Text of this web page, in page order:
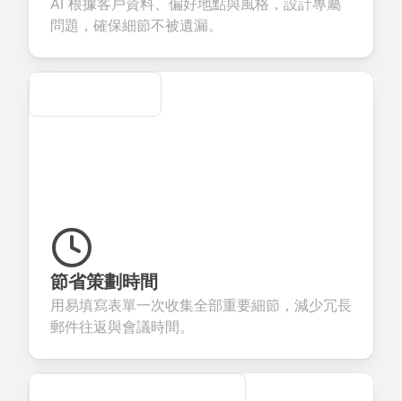
creation.
candidate
AI 根據客戶資料、偏好地點與風格，設計專屬
問題，確保細節不被遺漏。
Secure
節省策劃時間
用易填寫表單一次收集全部重要細節，減少冗長
郵件往返與會議時間。